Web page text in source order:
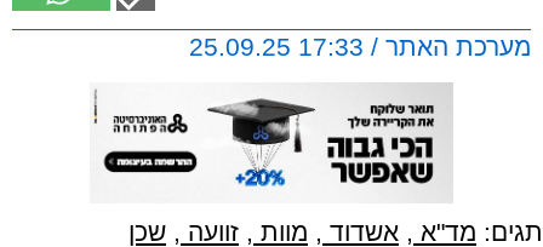
מערכת האתר / 17:33 25.09.25
תגים: מד"א , אשדוד , מוות , זוועה , שכן